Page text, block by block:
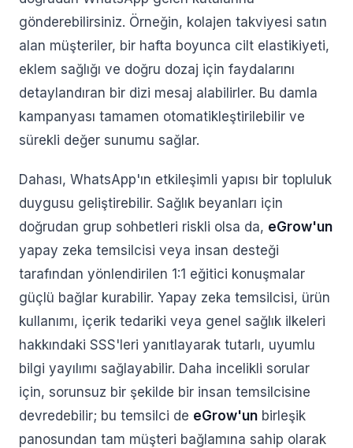
gönderebilirsiniz. Örneğin, kolajen takviyesi satın
alan müşteriler, bir hafta boyunca cilt elastikiyeti,
eklem sağlığı ve doğru dozaj için faydalarını
detaylandıran bir dizi mesaj alabilirler. Bu damla
kampanyası tamamen otomatikleştirilebilir ve
sürekli değer sunumu sağlar.
Dahası, WhatsApp'ın etkileşimli yapısı bir topluluk
duygusu geliştirebilir. Sağlık beyanları için
doğrudan grup sohbetleri riskli olsa da, eGrow'un
yapay zeka temsilcisi veya insan desteği
tarafından yönlendirilen 1:1 eğitici konuşmalar
güçlü bağlar kurabilir. Yapay zeka temsilcisi, ürün
kullanımı, içerik tedariki veya genel sağlık ilkeleri
hakkındaki SSS'leri yanıtlayarak tutarlı, uyumlu
bilgi yayılımı sağlayabilir. Daha incelikli sorular
için, sorunsuz bir şekilde bir insan temsilcisine
devredebilir; bu temsilci de eGrow'un birleşik
panosundan tam müşteri bağlamına sahip olarak